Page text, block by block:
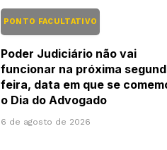
PONTO FACULTATIVO
Poder Judiciário não vai
funcionar na próxima
feira, data em que se
o Dia do Advogado
6 de agosto de 2026